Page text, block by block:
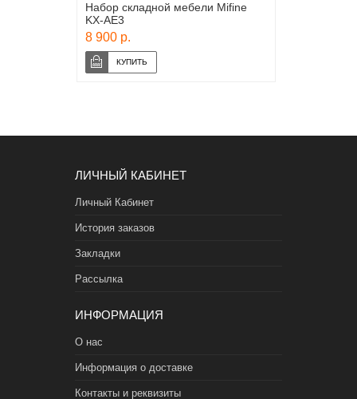
Набор складной мебели Mifine
KX-AE3
8 900 р.
ЛИЧНЫЙ КАБИНЕТ
Личный Кабинет
История заказов
Закладки
Рассылка
ИНФОРМАЦИЯ
О нас
Информация о доставке
Контакты и реквизиты